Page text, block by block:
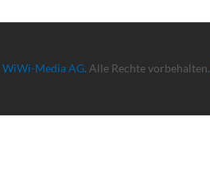
WiWi-Media AG. Alle Rechte vorbehalten.